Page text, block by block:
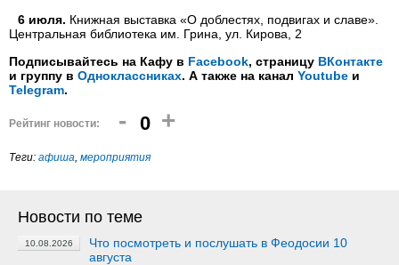
6 июля. Книжная выставка «О доблестях, подвигах и славе».
Центральная библиотека им. Грина, ул. Кирова, 2
Подписывайтесь на Кафу в Facebook, страницу ВКонтакте
и группу в Одноклассниках. А также на канал Youtube и
Telegram.
Рейтинг новости: - 0 +
Теги: афиша, мероприятия
Новости по теме
10.08.2026
Что посмотреть и послушать в Феодосии 10
августа